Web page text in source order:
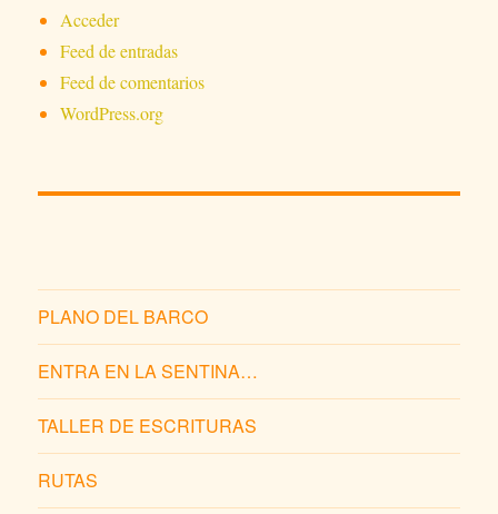
Acceder
Feed de entradas
Feed de comentarios
WordPress.org
PLANO DEL BARCO
ENTRA EN LA SENTINA…
TALLER DE ESCRITURAS
RUTAS